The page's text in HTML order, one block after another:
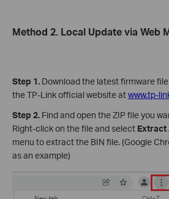
Method 2. Local Update via Web
Step 1. Download the latest firmware
the TP-Link official website atwww.tp-
Step 2. Find and open the ZIP file you
Right-click on the file and select Extract
menu to extract the BIN file. (Google
as an example)